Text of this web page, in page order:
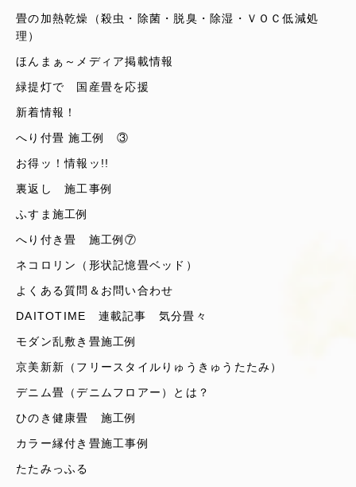
畳の加熱乾燥（殺虫・除菌・脱臭・除湿・ＶＯＣ低減処
理）
ほんまぁ～メディア掲載情報
緑提灯で 国産畳を応援
新着情報！
へり付畳 施工例 ③
お得ッ！情報ッ!!
裏返し 施工事例
ふすま施工例
へり付き畳 施工例⑦
ネコロリン（形状記憶畳ベッド）
よくある質問＆お問い合わせ
DAITOTIME 連載記事 気分畳々
モダン乱敷き畳施工例
京美新新（フリースタイルりゅうきゅうたたみ）
デニム畳（デニムフロアー）とは？
ひのき健康畳 施工例
カラー縁付き畳施工事例
たたみっふる